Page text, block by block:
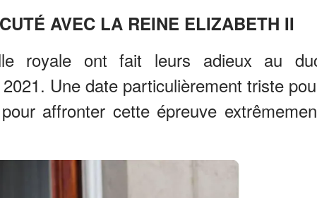
AVEC LA REINE ELIZABETH II
royale ont fait leurs adieux au
Une date particulièrement triste
affronter cette épreuve